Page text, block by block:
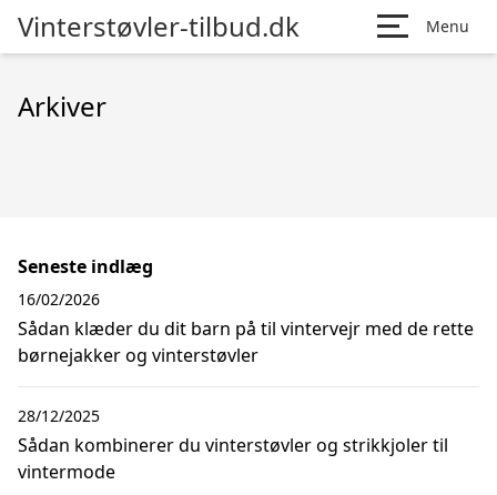
Vinterstøvler-tilbud.dk Menu
Arkiver
Seneste indlæg
Sådan klæder du dit barn på til vintervejr med de rette
børnejakker og vinterstøvler
16/02/2026
Sådan kombinerer du vinterstøvler og strikkjoler til
vintermode
28/12/2025